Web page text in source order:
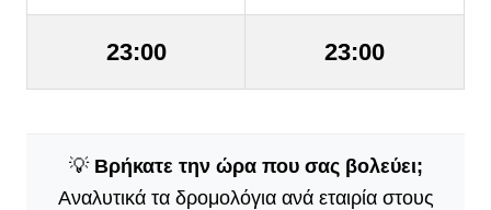
23:00 23:00
💡 Βρήκατε την ώρα που σας βολεύει;
Αναλυτικά τα δρομολόγια ανά εταιρία στους